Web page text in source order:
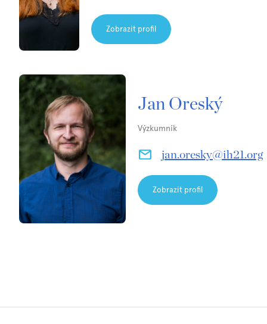
Zobrazit profil
Jan Oreský
Výzkumník
jan.oresky@ih21.org
Zobrazit profil